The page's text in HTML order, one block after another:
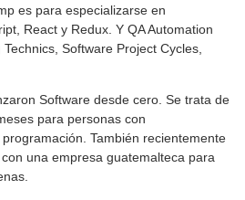
es para especializarse en
React y Redux. Y QA Automation
Software Project Cycles,
Software desde cero. Se trata de
para personas con
También recientemente
una empresa guatemalteca para